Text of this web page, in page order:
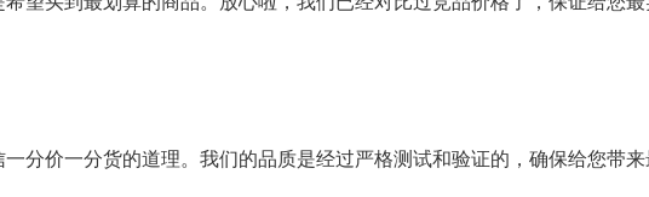
分价一分货的道理。我们的品质是经过严格测试和验证的，确保给您带来